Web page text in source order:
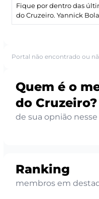
Fique por dentro das
do Cruzeiro. Yannick
Portal não encontrado ou
Quem é o
do Cruzeiro?
de sua opnião nesse
Ranking
membros em